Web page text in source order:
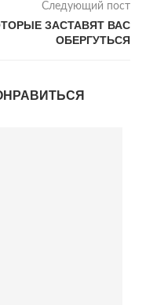
Следующий пост
ЗАСТАВЯТ ВАС
ОБЕРГУТЬСЯ